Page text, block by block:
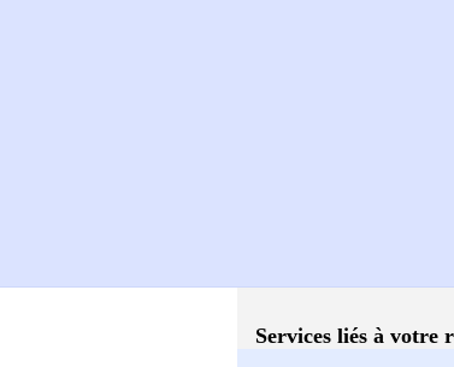
Services liés à votre